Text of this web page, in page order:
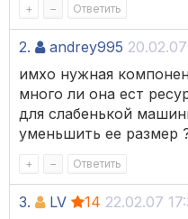
+ – Ответить
2. andrey995
имхо нужная
много ли она ест
для слабенькой
уменьшить ее размер
+ – Ответить
3. LV 14 22.02.07